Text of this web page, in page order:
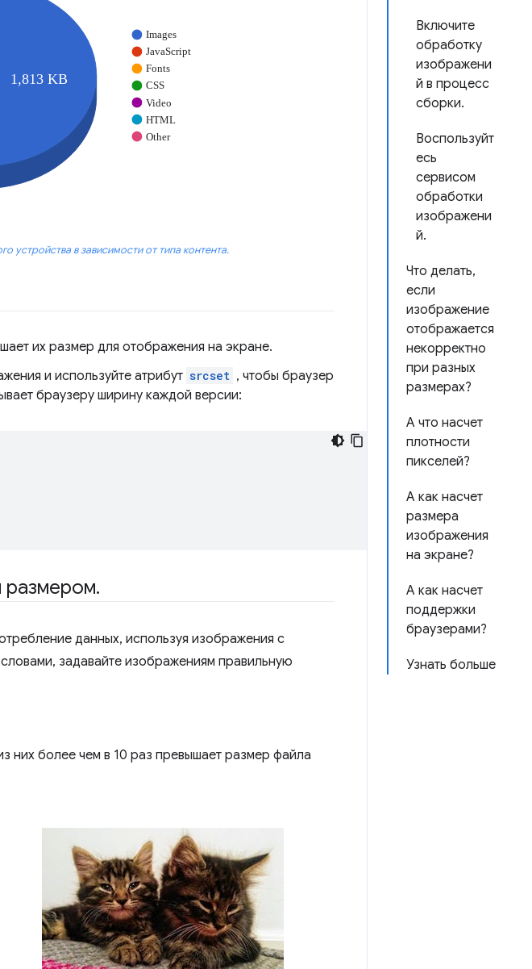
Включите
обработку
изображени
й в процесс
сборки.
Воспользуйт
есь
сервисом
обработки
изображени
й.
Что делать,
если
изображение
отображается
некорректно
при разных
размерах?
А что насчет
плотности
пикселей?
А как насчет
размера
изображения
на экране?
А как насчет
поддержки
браузерами?
Узнать больше
устройства в зависимости от типа контента.
их размер для отображения на экране.
и используйте атрибут srcset , чтобы браузер
браузеру ширину каждой версии:
размером.
данных, используя изображения с
задавайте изображениям правильную
них более чем в 10 раз превышает размер файла